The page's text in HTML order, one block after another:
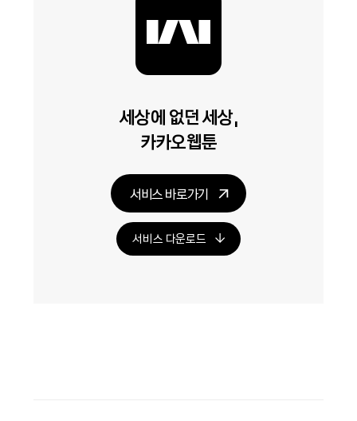
세상에 없던 세상,
카카오웹툰
서비스 바로가기
서비스 다운로드